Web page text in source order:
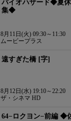
バイオハザード◆夏
集◆
8月11日(火) 09:30～11:30
ムービープラス
遠すぎた橋 [字]
8月12日(水) 19:10～22:20
ザ・シネマ HD
64−ロクヨン−前編 ◆